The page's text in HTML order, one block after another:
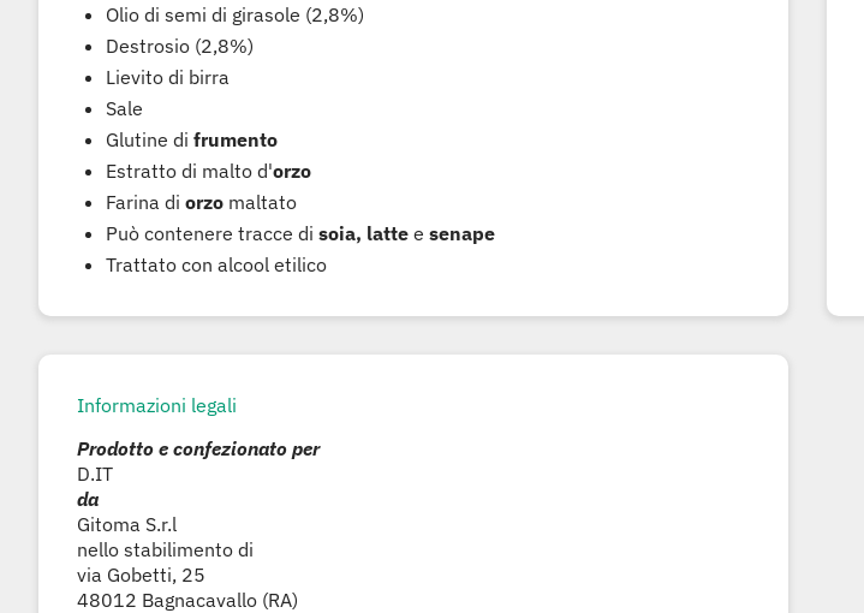
Olio di semi di girasole (2,8%)
Destrosio (2,8%)
Lievito di birra
Sale
Glutine di frumento
Estratto di malto d'orzo
Farina di orzo maltato
Può contenere tracce di soia, latte e senape
Trattato con alcool etilico
Informazioni legali
Prodotto e confezionato per
D.IT
da
Gitoma S.r.l
nello stabilimento di
via Gobetti, 25
48012 Bagnacavallo (RA)